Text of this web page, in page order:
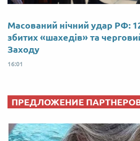
Масований нічний удар РФ:
збитих «шахедів» та
Заходу
16:01
ПРЕДЛОЖЕНИЕ